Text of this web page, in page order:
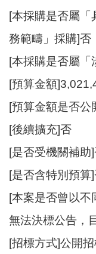
政
府
E
n
g
l
i
h
隱
私
政
策
政
[本採購是否屬「
務範疇」採購]否
[本採購是否屬「
[預算金額
[預算金額是否公
[後續擴充]否
[是否受機關補助
[是否含特別預算
[本案是否曾以不
無法決標公告，
[招標方式]公開